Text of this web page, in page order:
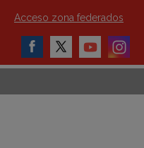
Acceso zona federados